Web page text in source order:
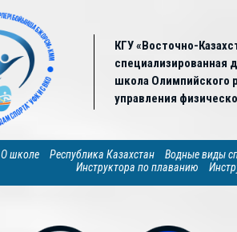
КГУ «Восточно-
специализированная
школа Олимпийского
управления
О школе Республика Казахстан
Водные виды
Инструктора по плаванию